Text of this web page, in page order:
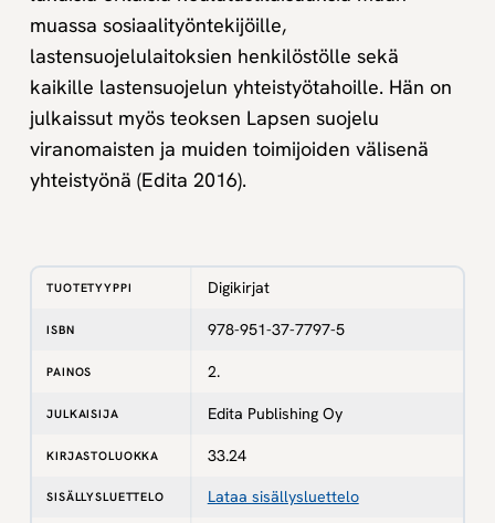
muassa sosiaalityöntekijöille,
lastensuojelulaitoksien henkilöstölle sekä
kaikille lastensuojelun yhteistyötahoille. Hän on
julkaissut myös teoksen Lapsen suojelu
viranomaisten ja muiden toimijoiden välisenä
yhteistyönä (Edita 2016).
TUOTETYYPPI Digikirjat
ISBN 978-951-37-7797-5
PAINOS 2.
JULKAISIJA Edita Publishing Oy
KIRJASTOLUOKKA 33.24
SISÄLLYSLUETTELO Lataa sisällysluettelo